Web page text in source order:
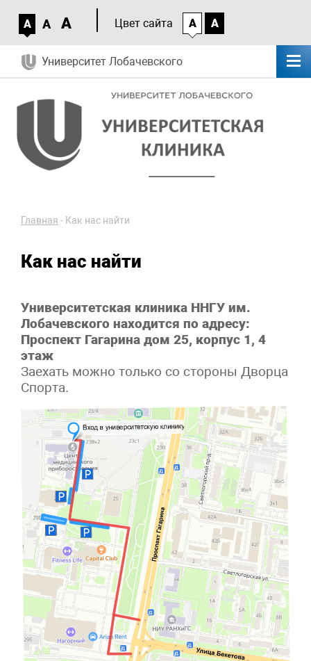
A A A Цвет сайта A A
Университет Лобачевского
Главная - Как нас найти
Как нас найти
Университетская клиника ННГУ им.
Лобачевского находится по адресу:
Проспект Гагарина дом 25, корпус 1, 4
этаж
Заехать можно только со стороны Дворца
Спорта.